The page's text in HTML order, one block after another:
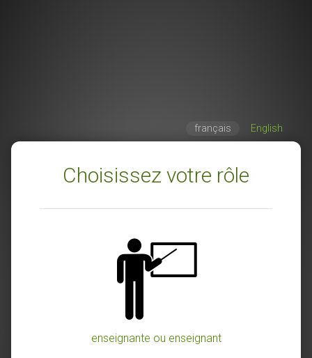
français English
Choisissez votre rôle
enseignante ou enseignant